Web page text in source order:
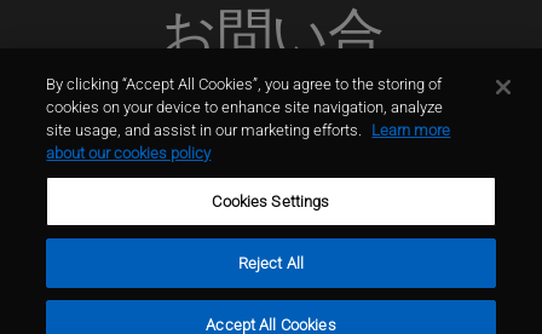
お問い合
わせ
By clicking “Accept All Cookies”, you agree to the storing of
cookies on your device to enhance site navigation, analyze
site usage, and assist in our marketing efforts.
Learn more
about our cookies policy
Cookies Settings
Reject All
Accept All Cookies